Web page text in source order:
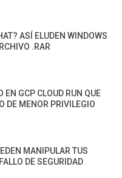
ASÍ ELUDEN WINDOWS
.RAR
EN GCP CLOUD RUN QUE
DE MENOR PRIVILEGIO
MANIPULAR TUS
DE SEGURIDAD